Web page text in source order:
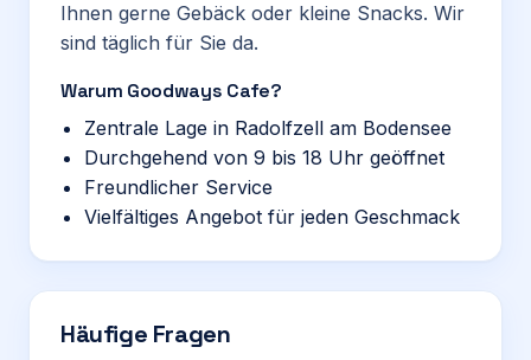
Ihnen gerne Gebäck oder kleine Snacks. Wir
sind täglich für Sie da.
Warum Goodways Cafe?
Zentrale Lage in Radolfzell am Bodensee
Durchgehend von 9 bis 18 Uhr geöffnet
Freundlicher Service
Vielfältiges Angebot für jeden Geschmack
Häufige Fragen